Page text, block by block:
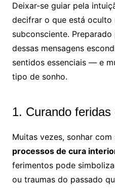
Deixar-se guiar pela
decifrar o que está oculto
subconsciente.
dessas mensagens
sentidos essenciais — e
tipo de sonho.
1. Curando feridas
Muitas vezes, sonhar
processos de cura
ferimentos pode
ou traumas do passado